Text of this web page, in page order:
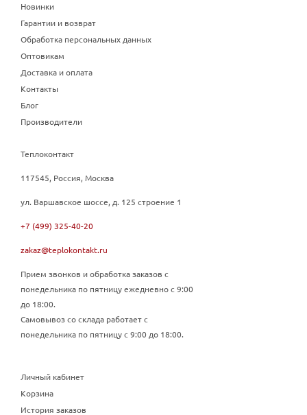
Новинки
Гарантии и возврат
Обработка персональных данных
Оптовикам
Доставка и оплата
Контакты
Блог
Производители
Теплоконтакт
117545, Россия, Москва
ул. Варшавское шоссе, д. 125 строение 1
+7 (499) 325-40-20
zakaz@teplokontakt.ru
Прием звонков и обработка заказов с
понедельника по пятницу ежедневно с 9:00
до 18:00.
Самовывоз со склада работает с
понедельника по пятницу с 9:00 до 18:00.
Личный кабинет
Корзина
История заказов